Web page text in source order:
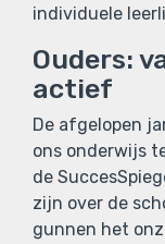
individuele
Ouders:
actief
De afgelopen
ons onderwijs
de
zijn over de
gunnen het